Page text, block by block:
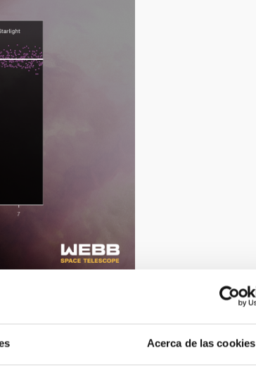
Acerca de las cookies
largo del tiempo, a
solo posible gracias a
fotométricos
de los datos habría